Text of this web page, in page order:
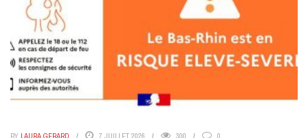
BY LAURA GERARD 7 JUILLET 2026 300 0